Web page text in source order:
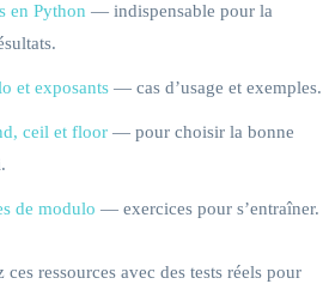
en Python — indispensable pour la
et exposants — cas d’usage et exemples.
ceil et floor — pour choisir la bonne
de modulo — exercices pour s’entraîner.
ressources avec des tests réels pour